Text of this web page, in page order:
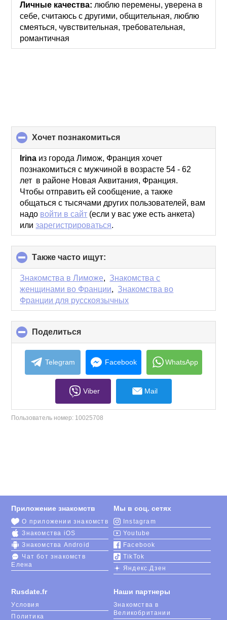
Личные качества: люблю перемены, уверена в
себе, считаюсь с другими, общительная, люблю
смеяться, чувствительная, требовательная,
романтичная
хочет познакомиться
to
collapse
contents
Irina из города Лимож, Франция хочет
познакомиться с мужчиной в возрасте 54 - 62
лет в районе Новая Аквитания, Франция.
Чтобы отправить ей сообщение, а также
общаться с тысячами других пользователей, вам
надо войти в сайт (если у вас уже есть анкета)
илизарегистрироваться.
Также часто ищут:
to
collapse
contents
Знакомства в Лиможе, Знакомства с
женщинами во Франции, Знакомства во
Франции для русскоязычных
Поделиться
to
collapse
contents
Telegram Facebook WhatsApp
Viber Mail
Пользователь номер: 10025708
Rusdate.fr
Условия
Политика
Приложение знакомств
О приложении знакомств
Знакомства iOS
Знакомства Android
Чат бот знакомств
Елена
Мы в соц. сетях
Instagram
Youtube
Facebook
TikTok
Яндекс.Дзен
Наши партнеры
Знакомства в
Великобритании